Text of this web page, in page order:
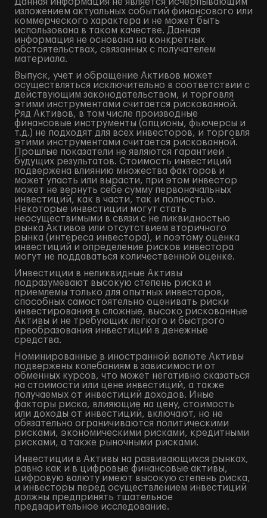
изложением актуальных событий финансового или
коммерческого характера и не может быть
использована в таком качестве. Данная
информация не основана на конкретных
обстоятельствах, связанных с получателем
материала.
Выпуск, учет и обращение Активов может
осуществляться исключительно в соответствии с
действующим законодательством, и торговля
этими инструментами считается рискованной.
Ряд Активов, в том числе производные
финансовые инструменты (опционы, фьючерсы и
т.д.) не подходят для всех инвесторов, и торговля
этими инструментами считается рискованной.
Прошлые показатели не являются гарантией
будущих результатов. Стоимость инвестиций
подвержена влиянию множества факторов и
может упасть или вырасти, при этом инвестор
может не вернуть себе сумму первоначальных
инвестиций, как в части, так и полностью.
Некоторые инвестиции могут стать
неосуществимыми в связи с не ликвидностью
рынка Активов или отсутствием вторичного
рынка (интереса инвестора), и поэтому оценка
инвестиций и определение рисков инвестора
могут не поддаваться количественной оценке.
Инвестиции в неликвидные Активы
подразумевают высокую степень риска и
приемлемы только для опытных инвесторов,
способных самостоятельно оценивать риски
инвестирования в сложные, высоко рискованные
Активы и не требующих легкого и быстрого
преобразования инвестиций в денежные
средства.
Номинированные в иностранной валюте Активы
подвержены колебаниям в зависимости от
обменных курсов, что может негативно сказаться
на стоимости или цене инвестиций, а также
получаемых от инвестиций доходов. Иные
факторы риска, влияющие на цену, стоимость
или доходы от инвестиций, включают, но не
обязательно ограничиваются политическими
рисками, экономическими рисками, кредитными
рисками, а также рыночными рисками.
Инвестиции в Активы на развивающихся рынках,
равно как и в цифровые финансовые активы,
цифровую валюту имеют высокую степень риска,
и инвесторы перед осуществлением инвестиций
должны предпринять тщательное
предварительное исследование.